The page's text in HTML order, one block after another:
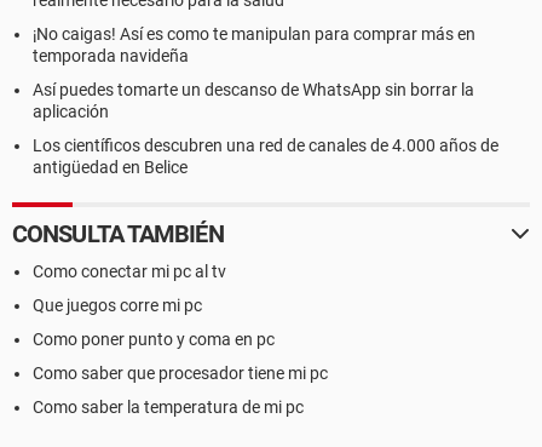
¡No caigas! Así es como te manipulan para comprar más en
temporada navideña
Así puedes tomarte un descanso de WhatsApp sin borrar la
aplicación
Los científicos descubren una red de canales de 4.000 años de
antigüedad en Belice
CONSULTA TAMBIÉN
Como conectar mi pc al tv
Que juegos corre mi pc
Como poner punto y coma en pc
Como saber que procesador tiene mi pc
Como saber la temperatura de mi pc